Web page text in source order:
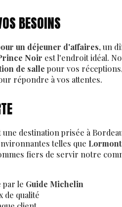
BESOINS
un déjeuner d'affaires, un
Noir est l'endroit idéal.
de salle pour vos
répondre à vos attentes.
destination prisée à
telles que
fiers de servir notre
par le Guide Michelin
de qualité